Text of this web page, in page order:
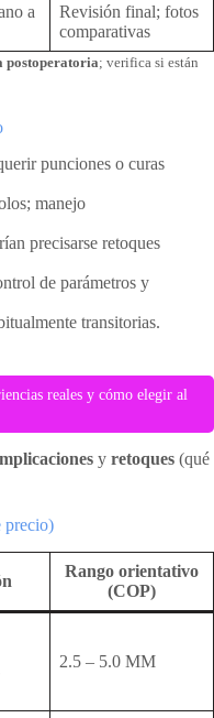
a
Revisión final; fotos
comparativas
postoperatoria; verifica si están
punciones o curas
manejo
precisarse retoques
de parámetros y
transitorias.
reales y cómo elegir al
y retoques (qué
precio)
Rango orientativo
(COP)
2.5 – 5.0 MM